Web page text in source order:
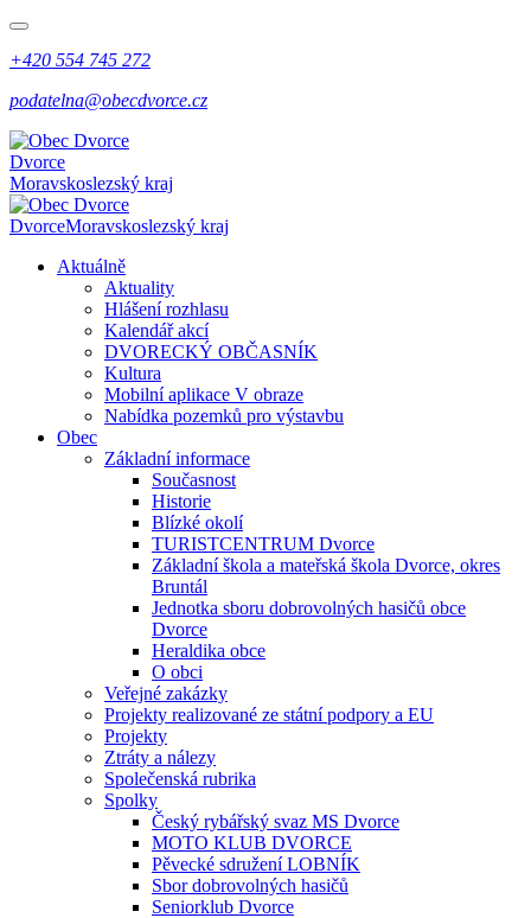
+420 554 745 272
podatelna@obecdvorce.cz
Dvorce
Moravskoslezský kraj
DvorceMoravskoslezský kraj
Aktuálně
Aktuality
Hlášení rozhlasu
Kalendář akcí
DVORECKÝ OBČASNÍK
Kultura
Mobilní aplikace V obraze
Nabídka pozemků pro výstavbu
Obec
Základní informace
Současnost
Historie
Blízké okolí
TURISTCENTRUM Dvorce
Základní škola a mateřská škola Dvorce, okres
Bruntál
Jednotka sboru dobrovolných hasičů obce
Dvorce
Heraldika obce
O obci
Veřejné zakázky
Projekty realizované ze státní podpory a EU
Projekty
Ztráty a nálezy
Společenská rubrika
Spolky
Český rybářský svaz MS Dvorce
MOTO KLUB DVORCE
Pěvecké sdružení LOBNÍK
Sbor dobrovolných hasičů
Seniorklub Dvorce